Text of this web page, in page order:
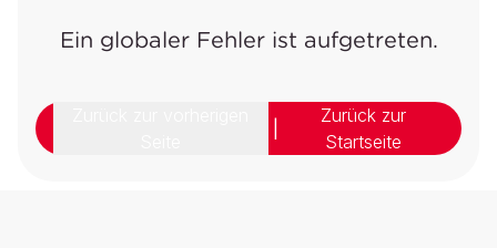
Ein globaler Fehler ist aufgetreten.
Zurück zur
Startseite